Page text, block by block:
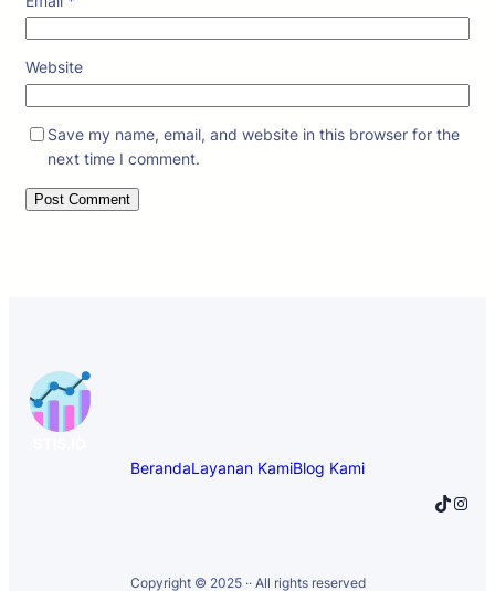
Website
Save my name, email, and website in this browser for the
next time I comment.
BerandaLayanan KamiBlog Kami
TikTok Instagram
Copyright © 2025 ·· All rights reserved